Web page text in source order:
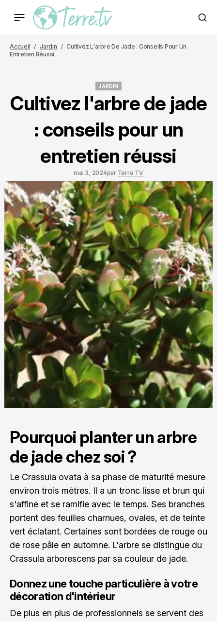
Accueil Jardin
Cultivez L'arbre De Jade : Conseils Pour Un
Entretien Réussi
JARDIN
Cultivez l'arbre de jade
: conseils pour un
entretien réussi
mai 3, 2024par Terre TV
Pourquoi planter un arbre
de jade chez soi ?
Le Crassula ovata à sa phase de maturité mesure
environ trois mètres. Il a un tronc lisse et brun qui
s'affine et se ramifie avec le temps. Ses branches
portent des feuilles charnues, ovales, et de teinte
vert éclatant. Certaines sont bordées de rouge ou
de rose pâle en automne. L'arbre se distingue du
Crassula arborescens par sa couleur de jade.
Donnez une touche particulière à votre
décoration d'intérieur
De plus en plus de professionnels se servent des